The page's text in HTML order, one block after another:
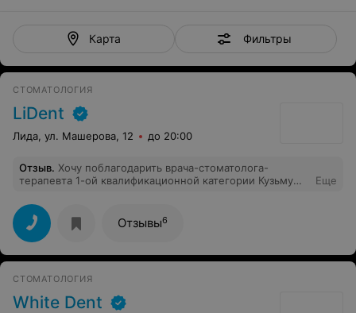
Карта Фильтры
СТОМАТОЛОГИЯ
LiDent
Лида, ул. Машерова, 12 до 20:00
Отзыв. Хочу поблагодарить врача-стоматолога-
терапевта 1-ой квалификационной категории Кузьму
терпение,а также администратора Пуйдак Татьяну
Генриховну – за отзывчивость,желание помочь и
просто за доброту.Огромное Вам спасибо!
Еще
Отзывы6
СТОМАТОЛОГИЯ
White Dent